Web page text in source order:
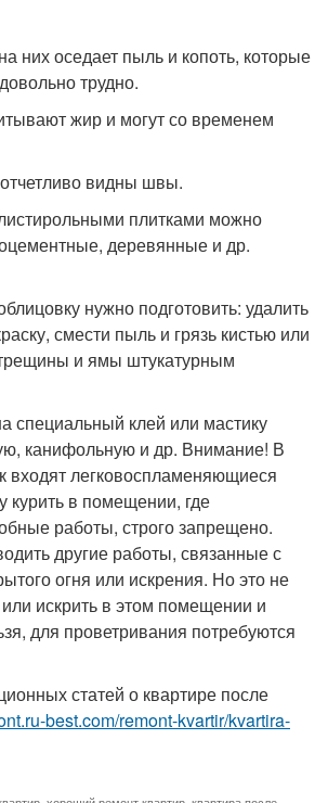
них оседает пыль и копоть, которые
трудно.
жир и могут со временем
видны швы.
плитками можно
деревянные и др.
нужно подготовить: удалить
смести пыль и грязь кистью или
и ямы штукатурным
специальный клей или мастику
канифольную и др. Внимание! В
входят легковоспламеняющиеся
курить в помещении, где
работы, строго запрещено.
другие работы, связанные с
огня или искрения. Но это не
или искрить в этом помещении и
для проветривания потребуются
статей о квартире после
best.com/remont-kvartir/kvartira-